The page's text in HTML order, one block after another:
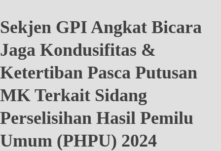
Sekjen GPI Angkat Bicara
Jaga Kondusifitas &
Ketertiban Pasca Putusan
MK Terkait Sidang
Perselisihan Hasil Pemilu
Umum (PHPU) 2024